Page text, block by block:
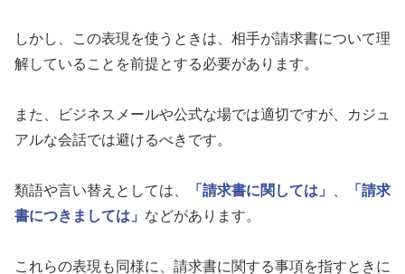
しかし、この表現を使うときは、相手が請求書について理
解していることを前提とする必要があります。
また、ビジネスメールや公式な場では適切ですが、カジュ
アルな会話では避けるべきです。
類語や言い替えとしては、 「請求書に関しては」
「請求
書につきましては」 などがあります。
これらの表現も同様に、請求書に関する事項を指すときに